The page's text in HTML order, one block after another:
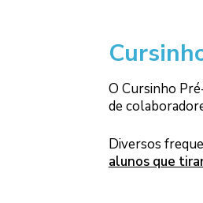
O Cursinho
de
Diversos
alunos que